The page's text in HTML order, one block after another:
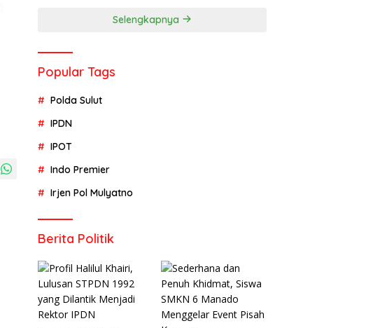
Selengkapnya
Popular Tags
Polda Sulut
IPDN
IPOT
Indo Premier
Irjen Pol Mulyatno
Berita Politik